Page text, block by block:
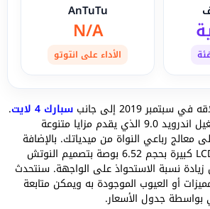
AnTuTu
N/A
الأداء على انتوتو
سبارك 4 لايت .
يعمل الهاتف بنظام تشغيل اندرويد 9.0 الذي يقدم مزايا متنوعة
رباعي النواة من ميدياتك. بالإضافة
إلى ذلك يمتلك شاشة LCD كبيرة بحجم 6.52 بوصة بتصميم النوتش
زيادة نسبة الاستحواذ على الواجهة. سنتحدث
أو العيوب الموجودة به ويمكن متابعة
بواسطة جدول الأسعار.